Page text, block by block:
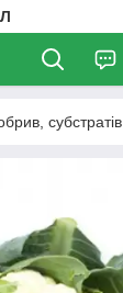
субстратів